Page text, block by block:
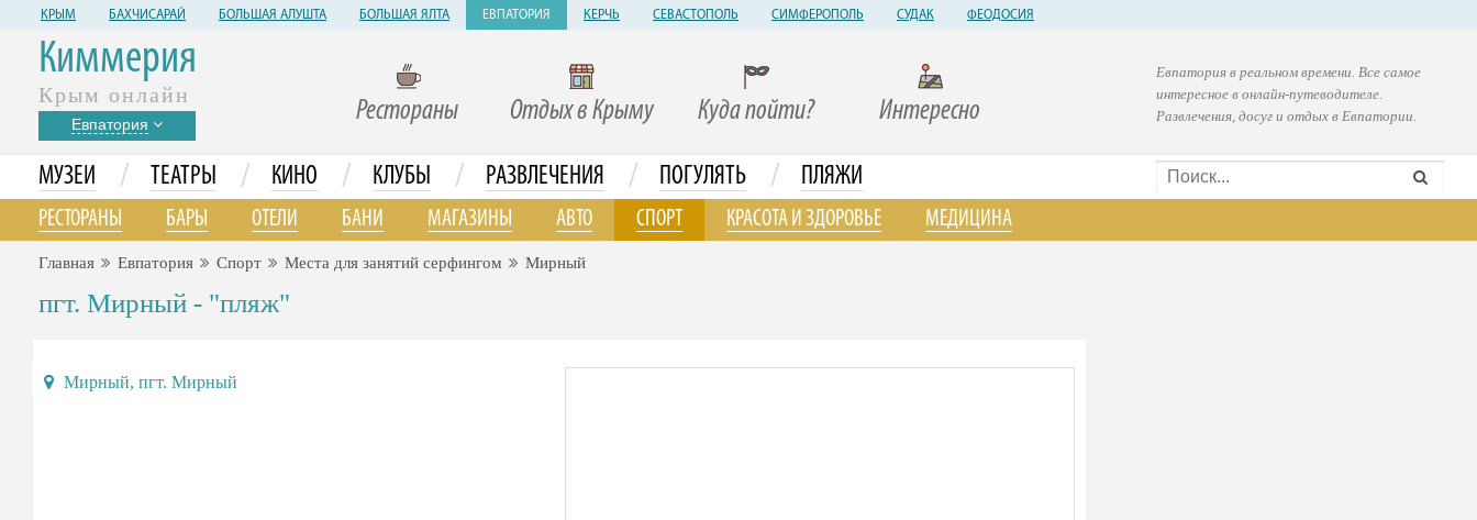
КРЫМ БАХЧИСАРАЙ БОЛЬШАЯ АЛУШТА БОЛЬШАЯ ЯЛТА ЕВПАТОРИЯ КЕРЧЬ СЕВАСТОПОЛЬ СИМФЕРОПОЛЬ СУДАК ФЕОДОСИЯ
Киммерия
Крым онлайн
Евпатория Рестораны Отдых в Крыму Куда пойти? Интересно
Евпатория в реальном времени. Все самое
интересное в онлайн-путеводителе.
Развлечения, досуг и отдых в Евпатории.
МУЗЕИ / ТЕАТРЫ / КИНО / КЛУБЫ / РАЗВЛЕЧЕНИЯ / ПОГУЛЯТЬ / ПЛЯЖИ
РЕСТОРАНЫ БАРЫ ОТЕЛИ БАНИ МАГАЗИНЫ АВТО СПОРТ КРАСОТА И ЗДОРОВЬЕ МЕДИЦИНА
Главная Евпатория Спорт Места для занятий серфингом Мирный
пгт. Мирный - "пляж"
Мирный, пгт. Мирный